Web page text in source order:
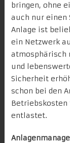
bringen, ohne
auch nur einen
Anlage ist
ein Netzwerk
und
Sicherheit
schon bei den
entlastet.